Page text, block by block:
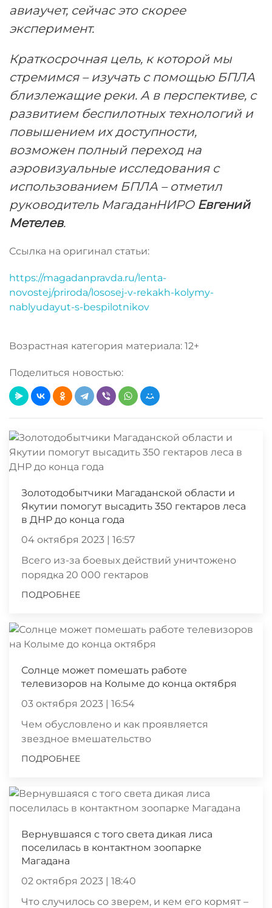
авиаучет, сейчас это скорее
эксперимент.
Краткосрочная цель, к которой мы
стремимся – изучать с помощью БПЛА
близлежащие реки. А в перспективе, с
развитием беспилотных технологий и
повышением их доступности,
возможен полный переход на
аэровизуальные исследования с
использованием БПЛА – отметил
руководитель МагаданНИРО Евгений
Метелев.
Ссылка на оригинал статьи:
https://magadanpravda.ru/lenta-
novostej/priroda/lososej-v-rekakh-kolymy-
nablyudayut-s-bespilotnikov
Возрастная категория материала: 12+
Поделиться новостью:
Золотодобытчики Магаданской области и
Якутии помогут высадить 350 гектаров леса
в ДНР до конца года
04 октября 2023 | 16:57
Всего из-за боевых действий уничтожено
порядка 20 000 гектаров
ПОДРОБНЕЕ
Солнце может помешать работе
телевизоров на Колыме до конца октября
03 октября 2023 | 16:54
Чем обусловлено и как проявляется
звездное вмешательство
ПОДРОБНЕЕ
Вернувшаяся с того света дикая лиса
поселилась в контактном зоопарке
Магадана
02 октября 2023 | 18:40
Что случилось со зверем, и кем его кормят –